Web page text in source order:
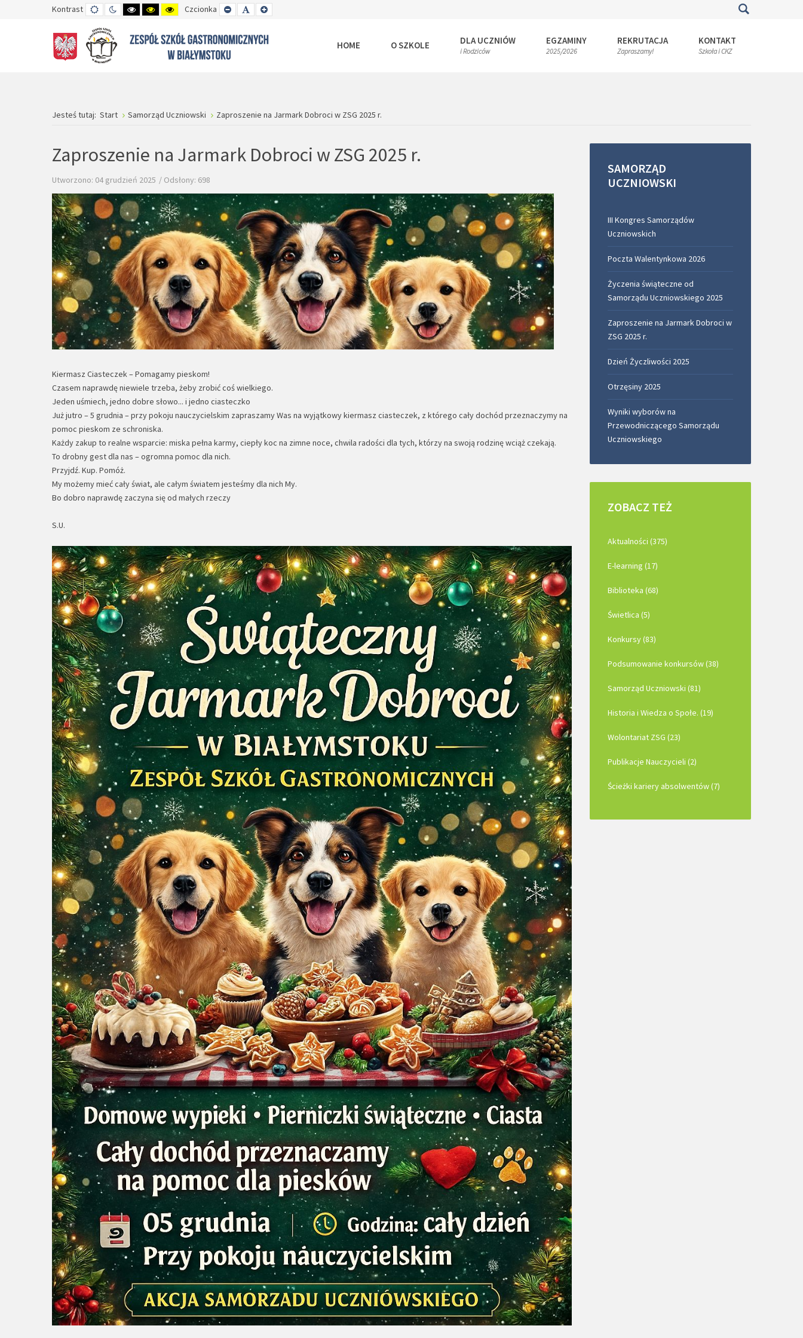
Kontrast TRYB
DOMYŚLNY
TRYB
DZIENNY
WYSOKI
CZARNO-
KONTRAST
WYSOKI
CZARNO-
KONTRAST
WYSOKI
ŻÓŁTO-
KONTRAST
Czcionka SET
SMALLER
SET
DEFAULT
SET
LARGER
HOME O SZKOLE DLA UCZNIÓW
i Rodziców
EGZAMINY
2025/2026
REKRUTACJA
Zapraszamy!
KONTAKT
Szkoła i CKZ
Jesteś tutaj: Start Samorząd Uczniowski Zaproszenie na Jarmark Dobroci w ZSG 2025 r.
Zaproszenie na Jarmark Dobroci w ZSG 2025 r.
Utworzono: 04 grudzień 2025 Odsłony: 698
Kiermasz Ciasteczek – Pomagamy pieskom!
Czasem naprawdę niewiele trzeba, żeby zrobić coś wielkiego.
Jeden uśmiech, jedno dobre słowo... i jedno ciasteczko
Już jutro – 5 grudnia – przy pokoju nauczycielskim zapraszamy Was na wyjątkowy kiermasz ciasteczek, z którego cały dochód przeznaczymy na
pomoc pieskom ze schroniska.
Każdy zakup to realne wsparcie: miska pełna karmy, ciepły koc na zimne noce, chwila radości dla tych, którzy na swoją rodzinę wciąż czekają.
To drobny gest dla nas – ogromna pomoc dla nich.
Przyjdź. Kup. Pomóż.
My możemy mieć cały świat, ale całym światem jesteśmy dla nich My.
Bo dobro naprawdę zaczyna się od małych rzeczy
S.U.
SAMORZĄD
UCZNIOWSKI
III Kongres Samorządów
Uczniowskich
Poczta Walentynkowa 2026
Życzenia świąteczne od
Samorządu Uczniowskiego 2025
Zaproszenie na Jarmark Dobroci w
ZSG 2025 r.
Dzień Życzliwości 2025
Otrzęsiny 2025
Wyniki wyborów na
Przewodniczącego Samorządu
Uczniowskiego
ZOBACZ TEŻ
Aktualności (375)
E-learning (17)
Biblioteka (68)
Świetlica (5)
Konkursy (83)
Podsumowanie konkursów (38)
Samorząd Uczniowski (81)
Historia i Wiedza o Społe. (19)
Wolontariat ZSG (23)
Publikacje Nauczycieli (2)
Ścieżki kariery absolwentów (7)